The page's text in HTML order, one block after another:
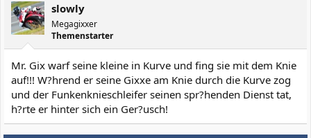
slowly
Megagixxer
Themenstarter
Mr. Gix warf seine kleine in Kurve und fing sie mit dem Knie
auf!!! W?hrend er seine Gixxe am Knie durch die Kurve zog
und der Funkenknieschleifer seinen spr?henden Dienst tat,
h?rte er hinter sich ein Ger?usch!